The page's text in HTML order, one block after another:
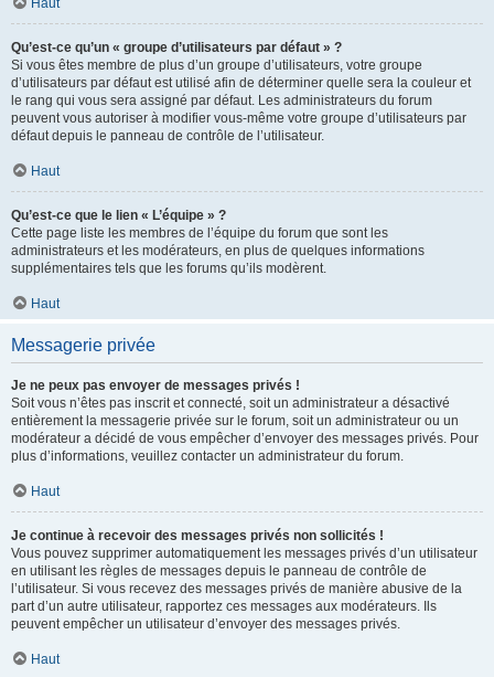
Haut
Qu’est-ce qu’un « groupe d’utilisateurs par défaut » ?
Si vous êtes membre de plus d’un groupe d’utilisateurs, votre groupe
d’utilisateurs par défaut est utilisé afin de déterminer quelle sera la couleur et
le rang qui vous sera assigné par défaut. Les administrateurs du forum
peuvent vous autoriser à modifier vous-même votre groupe d’utilisateurs par
défaut depuis le panneau de contrôle de l’utilisateur.
Haut
Qu’est-ce que le lien « L’équipe » ?
Cette page liste les membres de l’équipe du forum que sont les
administrateurs et les modérateurs, en plus de quelques informations
supplémentaires tels que les forums qu’ils modèrent.
Haut
Messagerie privée
Je ne peux pas envoyer de messages privés !
Soit vous n’êtes pas inscrit et connecté, soit un administrateur a désactivé
entièrement la messagerie privée sur le forum, soit un administrateur ou un
modérateur a décidé de vous empêcher d’envoyer des messages privés. Pour
plus d’informations, veuillez contacter un administrateur du forum.
Haut
Je continue à recevoir des messages privés non sollicités !
Vous pouvez supprimer automatiquement les messages privés d’un utilisateur
en utilisant les règles de messages depuis le panneau de contrôle de
l’utilisateur. Si vous recevez des messages privés de manière abusive de la
part d’un autre utilisateur, rapportez ces messages aux modérateurs. Ils
peuvent empêcher un utilisateur d’envoyer des messages privés.
Haut